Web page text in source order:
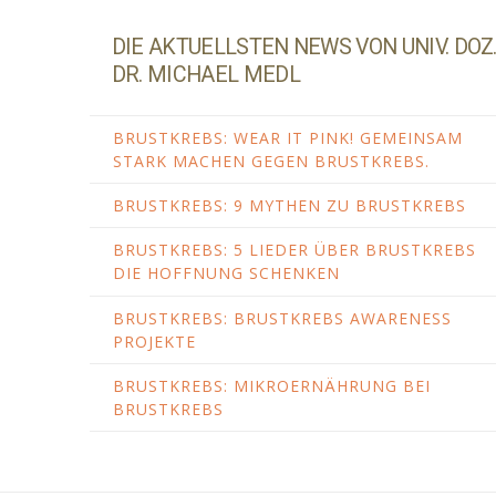
DIE AKTUELLSTEN NEWS VON UNIV. DOZ.
DR. MICHAEL MEDL
BRUSTKREBS: WEAR IT PINK! GEMEINSAM
STARK MACHEN GEGEN BRUSTKREBS.
BRUSTKREBS: 9 MYTHEN ZU BRUSTKREBS
BRUSTKREBS: 5 LIEDER ÜBER BRUSTKREBS
DIE HOFFNUNG SCHENKEN
BRUSTKREBS: BRUSTKREBS AWARENESS
PROJEKTE
BRUSTKREBS: MIKROERNÄHRUNG BEI
BRUSTKREBS